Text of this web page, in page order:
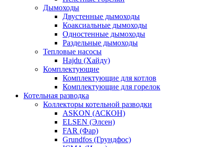
Дымоходы
Двустенные дымоходы
Коаксиальные дымоходы
Одностенные дымоходы
Раздельные дымоходы
Тепловые насосы
Hajdu (Хайду)
Комплектующие
Комплектующие для котлов
Комплектующие для горелок
Котельная разводка
Коллекторы котельной разводки
ASKON (АСКОН)
ELSEN (Элсен)
FAR (Фар)
Grundfos (Грундфос)